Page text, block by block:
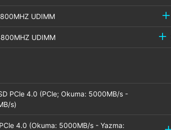
UDIMM
UDIMM
PCle 4.0 (PCle; Okuma: 5000MB/s -
s)
4.0 (Okuma: 5000MB/s - Yazma: